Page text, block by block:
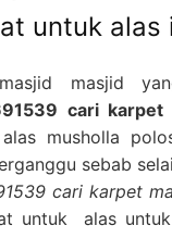
untuk alas
masjid
cari karpet
alas musholla
sebab
cari karpet
untuk alas